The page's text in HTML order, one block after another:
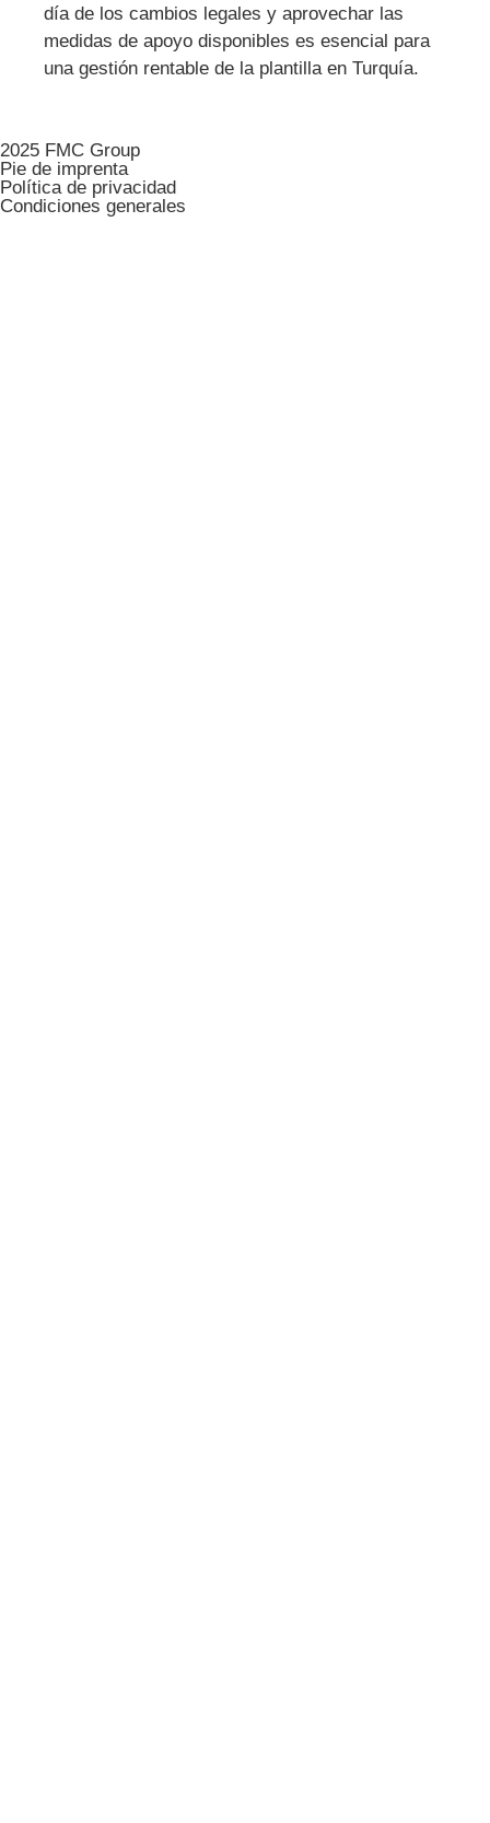
día de los cambios legales y aprovechar las
medidas de apoyo disponibles es esencial para
una gestión rentable de la plantilla en Turquía.
2025 FMC Group
Pie de imprenta
Política de privacidad
Condiciones generales